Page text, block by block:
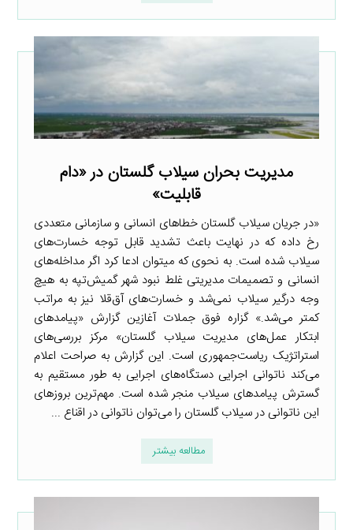
مدیریت بحران سیلاب گلستان در «دام
قابلیت»
«در جریان سیلاب گلستان خطاهای انسانی و سازمانی متعددی
رخ داده که در نهایت باعث تشدید قابل توجه خسارت‌های
سیلاب شده است. به نحوی که میتوان ادعا کرد اگر مداخله‌های
انسانی و تصمیمات مدیریتی غلط نبود شهر گمیش‌تپه به هیچ
وجه درگیر سیلاب نمی‌شد و خسارت‌های آق‌قلا نیز به مراتب
کمتر می‌شد.» گزاره فوق جملات آغازین گزارش «پیامدهای
ابتکار عمل‌های مدیریت سیلاب گلستان» مرکز بررسی‌های
استراتژیک ریاست‌جمهوری است. این گزارش به صراحت اعلام
می‌کند ناتوانی اجرایی دستگاه‌های اجرایی به طور مستقیم به
گسترش پیامدهای سیلاب منجر شده است. مهم‌ترین بروزهای
این ناتوانی در سیلاب گلستان را می‌توان ناتوانی در اقناع ...
مطالعه بیشتر